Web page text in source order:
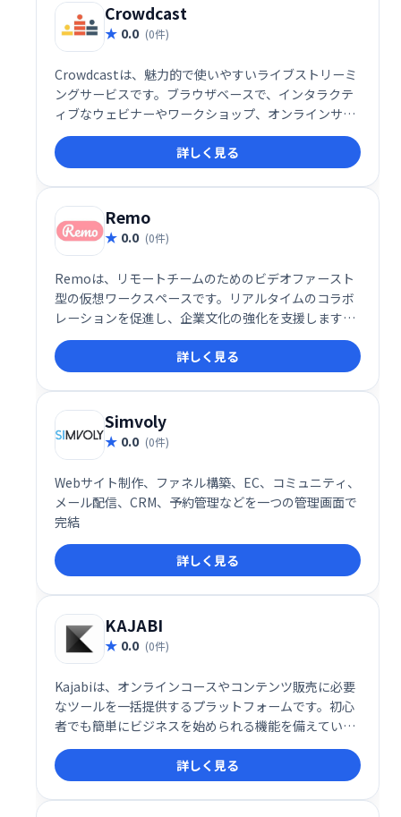
Crowdcast
0.0 (0件)
Crowdcastは、魅力的で使いやすいライブストリーミ
ングサービスです。ブラウザベースで、インタラクテ
ィブなウェビナーやワークショップ、オンラインサミ
ットなどを簡単に開催できます。ライブチャット、投
票、Q＆A機能で参加者とリアルタイムに交流し、イベ
ントデータや分析も取得可能。集客からエンゲージメ
ントまで、効果的なオンラインイベント運営を支援し
ます。
詳しく見る
Remo
0.0 (0件)
Remoは、リモートチームのためのビデオファースト
型の仮想ワークスペースです。リアルタイムのコラボ
レーションを促進し、企業文化の強化を支援します。
直感的なインターフェースで、チームメンバーとの繋
がりを深め、生産性を向上させます。 活気のあるリモ
ートワーク環境を実現し、より効果的なチームワーク
を促進します。
詳しく見る
Simvoly
0.0 (0件)
Webサイト制作、ファネル構築、EC、コミュニティ、
メール配信、CRM、予約管理などを一つの管理画面で
完結
詳しく見る
KAJABI
0.0 (0件)
Kajabiは、オンラインコースやコンテンツ販売に必要
なツールを一括提供するプラットフォームです。初心
者でも簡単にビジネスを始められる機能を備えていま
す。
詳しく見る